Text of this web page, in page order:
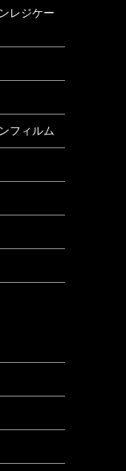
レジケー
フィルム